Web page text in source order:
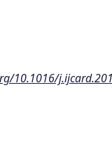
10.1016/